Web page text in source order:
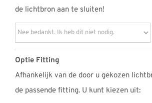
de lichtbron aan te sluiten!
Optie Fitting
Afhankelijk van de door u gekozen
de passende fitting. U kunt kiezen uit: